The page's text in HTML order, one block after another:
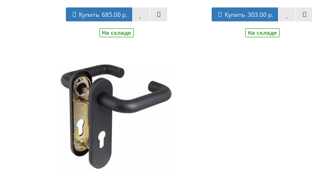
Купить 685.00 р.
На складе
Купить 303.00 р.
На складе